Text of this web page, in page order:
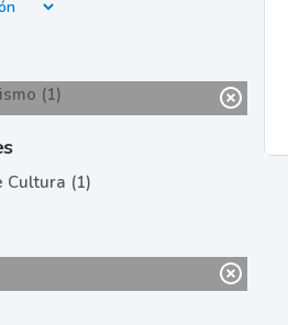
(1)
Cultura (1)